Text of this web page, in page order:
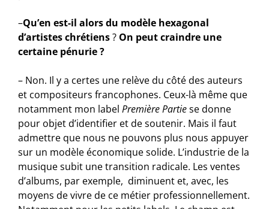
–Qu’en est-il alors du modèle hexagonal
d’artistes chrétiens? On peut craindre une
certaine pénurie ?
– Non. Il y a certes une relève du côté des auteurs
et compositeurs francophones. Ceux-là même que
notamment mon labelPremière Partiese donne
pour objet d’identifier et de soutenir. Mais il faut
admettre que nous ne pouvons plus nous appuyer
sur un modèle économique solide. L’industrie de la
musique subit une transition radicale. Les ventes
d’albums, par exemple, diminuent et, avec, les
moyens de vivre de ce métier professionnellement.